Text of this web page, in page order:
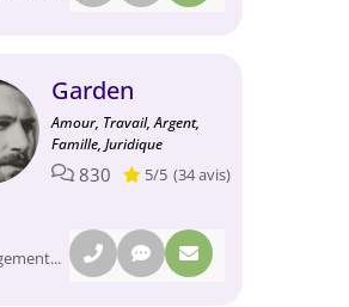
Garden
Amour, Travail, Argent,
Famille, Juridique
830 5/5 (34 avis)